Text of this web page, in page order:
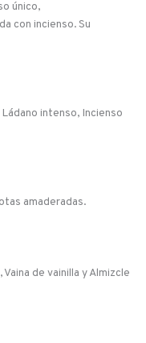
único,
con incienso. Su
intenso, Incienso
amaderadas.
de vainilla y Almizcle